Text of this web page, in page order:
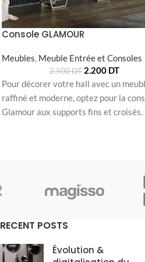
Console GLAMOUR
Meubles, Meuble Entrée et Consoles
2.500DT 2.200 DT
Pour décorer votre hall avec un
raffiné et moderne, optez pour la
Glamour aux supports fins et croisés.
RECENT POSTS
Évolution &